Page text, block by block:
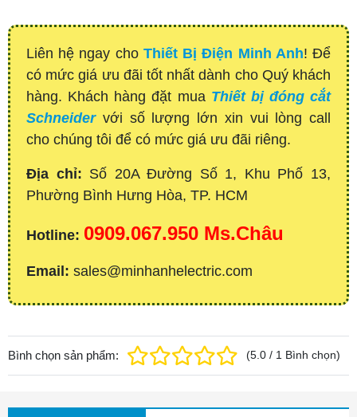
Liên hệ ngay cho Thiết Bị Điện Minh Anh! Để
có mức giá ưu đãi tốt nhất dành cho Quý khách
hàng. Khách hàng đặt mua Thiết bị đóng cắt
Schneider với số lượng lớn xin vui lòng call
cho chúng tôi để có mức giá ưu đãi riêng.
Địa chỉ: Số 20A Đường Số 1, Khu Phố 13,
Phường Bình Hưng Hòa, TP. HCM
Hotline: 0909.067.950 Ms.Châu
Email: sales@minhanhelectric.com
Bình chọn sản phẩm: (5.0 / 1 Bình chọn)